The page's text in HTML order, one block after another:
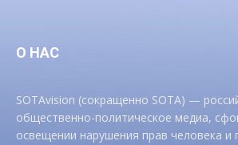
О НАС
SOTAvision (сокращенно SOTA) —
общественно-политическое медиа,
освещении нарушения прав человека и